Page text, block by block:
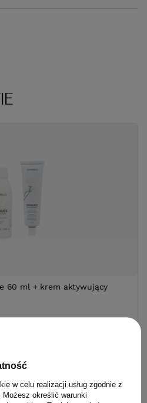
60 ml + krem aktywujący
zestaw
w celu realizacji usług zgodnie z
. Możesz określić warunki